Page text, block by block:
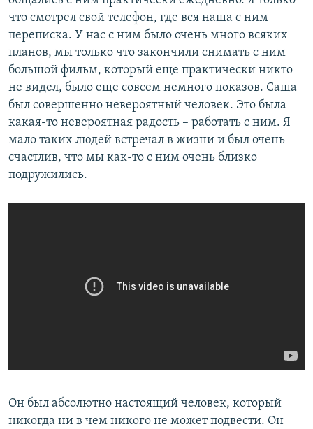
что смотрел свой телефон, где вся наша с ним
переписка. У нас с ним было очень много всяких
планов, мы только что закончили снимать с ним
большой фильм, который еще практически никто
не видел, было еще совсем немного показов. Саша
был совершенно невероятный человек. Это была
какая-то невероятная радость – работать с ним. Я
мало таких людей встречал в жизни и был очень
счастлив, что мы как-то с ним очень близко
подружились.
Он был абсолютно настоящий человек, который
никогда ни в чем никого не может подвести. Он